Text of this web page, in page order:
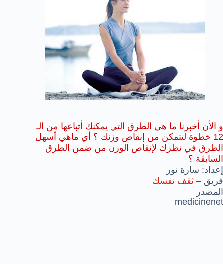
و الأن أخبرنا ما هي الطرق التي يمكنك أتباعها من الـ
12 خطوة لتتمكن من إنقاص وزنك ؟ أي ماهي أسهل
الطرق في نظرك لإنقاص الوزن من ضمن الطرق
السابقة ؟
إعداد: سارة نور
فريق – ثقف نفسك
المصدر
medicinenet